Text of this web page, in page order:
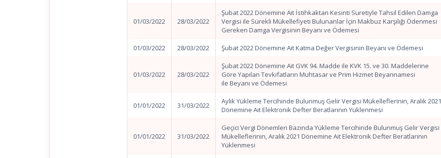
01/03/2022 28/03/2022
Şubat 2022 Dönemine Ait İstihkaktan Kesinti Suretiyle Tahsil Edilen Damga
Vergisi ile Sürekli Mükellefiyeti Bulunanlar İçin Makbuz Karşılığı Ödenmesi
Gereken Damga Vergisinin Beyanı ve Ödemesi
01/03/2022 28/03/2022 Şubat 2022 Dönemine Ait Katma Değer Vergisinin Beyanı ve Ödemesi
01/03/2022 28/03/2022
Şubat 2022 Dönemine Ait GVK 94. Madde ile KVK 15. ve 30. Maddelerine
Göre Yapılan Tevkifatların Muhtasar ve Prim Hizmet Beyannamesi
ile Beyanı ve Ödemesi
01/01/2022 31/03/2022
Aylık Yükleme Tercihinde Bulunmuş Gelir Vergisi Mükelleflerinin, Aralık 2021
Dönemine Ait Elektronik Defter Beratlarının Yüklenmesi
01/01/2022 31/03/2022
Geçici Vergi Dönemleri Bazında Yükleme Tercihinde Bulunmuş Gelir Vergisi
Mükelleflerinin, Aralık 2021 Dönemine Ait Elektronik Defter Beratlarının
Yüklenmesi